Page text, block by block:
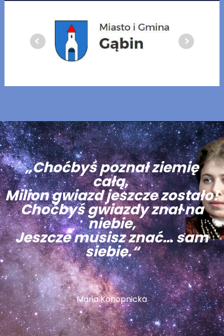
„Choćbyś poznał ziemię
całą,
Milion gwiazd jeszcze zostało!
Choćbyś gwiazdy znał na
niebie,
Jeszcze musisz znać… sam
siebie.“
Maria Konopnicka